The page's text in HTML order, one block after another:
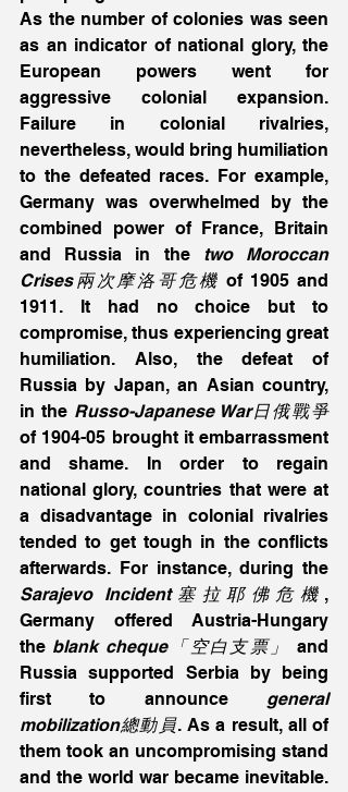
As the number of colonies was seen
as an indicator of national glory, the
European powers went for
aggressive colonial expansion.
Failure in colonial rivalries,
nevertheless, would bring humiliation
to the defeated races. For example,
Germany was overwhelmed by the
combined power of France, Britain
and Russia in the two Moroccan
Crises兩次摩洛哥危機 of 1905 and
1911. It had no choice but to
compromise, thus experiencing great
humiliation. Also, the defeat of
Russia by Japan, an Asian country,
in the Russo-Japanese War日俄戰爭
of 1904-05 brought it embarrassment
and shame. In order to regain
national glory, countries that were at
a disadvantage in colonial rivalries
tended to get tough in the conflicts
afterwards. For instance, during the
Sarajevo Incident塞拉耶佛危機 ,
Germany offered Austria-Hungary
the blank cheque「空白支票」
and
Russia supported Serbia by being
first to announce general
mobilization總動員. As a result, all of
them took an uncompromising stand
and the world war became inevitable.